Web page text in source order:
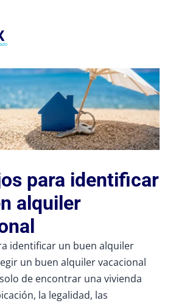
para identificar
alquiler
identificar un buen alquiler
un buen alquiler vacacional
de encontrar una vivienda
la legalidad, las